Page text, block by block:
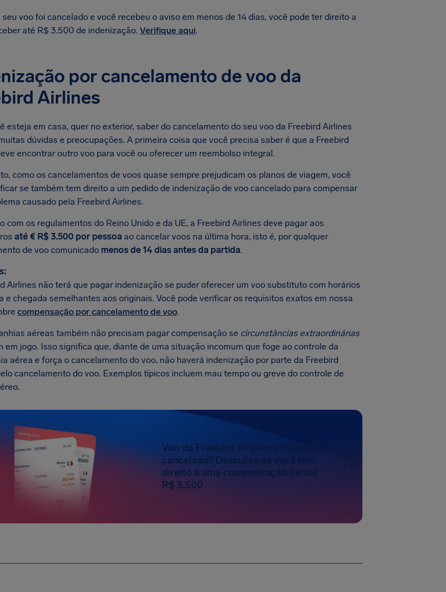
seu voo foi cancelado e você recebeu o aviso em menos de 14 dias, você pode ter direito a
até R$ 3.500 de indenização. Verifique aqui.
por cancelamento de voo da
Airlines
esteja em casa, quer no exterior, saber do cancelamento do seu voo da Freebird Airlines
dúvidas e preocupações. A primeira coisa que você precisa saber é que a Freebird
encontrar outro voo para você ou oferecer um reembolso integral.
como os cancelamentos de voos quase sempre prejudicam os planos de viagem, você
se também tem direito a um pedido de indenização de voo cancelado para compensar
causado pela Freebird Airlines.
com os regulamentos do Reino Unido e da UE, a Freebird Airlines deve pagar aos
até € R$ 3.500 por pessoa ao cancelar voos na última hora, isto é, por qualquer
de voo comunicado menos de 14 dias antes da partida.
Airlines não terá que pagar indenização se puder oferecer um voo substituto com horários
e chegada semelhantes aos originais. Você pode verificar os requisitos exatos em nossa
compensação por cancelamento de voo.
aéreas também não precisam pagar compensação se circunstâncias extraordinárias
em jogo. Isso significa que, diante de uma situação incomum que foge ao controle da
aérea e força o cancelamento do voo, não haverá indenização por parte da Freebird
cancelamento do voo. Exemplos típicos incluem mau tempo ou greve do controle de
Voo da Freebird Airlines atrasado ou
cancelado? Descubra se você tem
direito a uma compensação de até
R$ 3.500